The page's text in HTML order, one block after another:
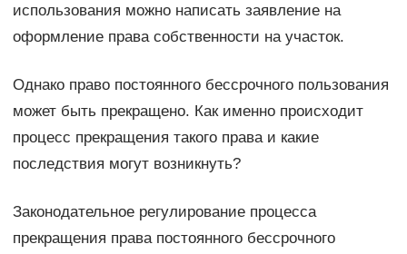
использования можно написать заявление на
оформление права собственности на участок.
Однако право постоянного бессрочного пользования
может быть прекращено. Как именно происходит
процесс прекращения такого права и какие
последствия могут возникнуть?
Законодательное регулирование процесса
прекращения права постоянного бессрочного